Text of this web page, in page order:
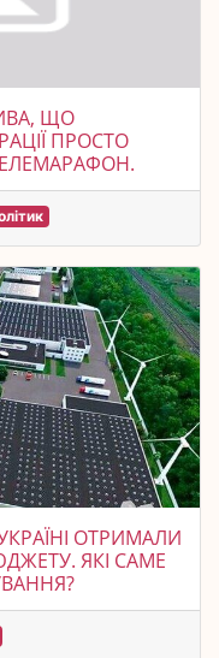
ЩО
ПРОСТО
ОТРИМАЛИ
ЯКІ САМЕ